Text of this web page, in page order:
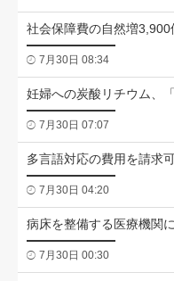
社会保障費の自然増3,900
7月30日 08:34
妊婦への炭酸リチウム、
7月30日 07:07
多言語対応の費用を請求
7月30日 04:20
病床を整備する医療機関
7月30日 00:30